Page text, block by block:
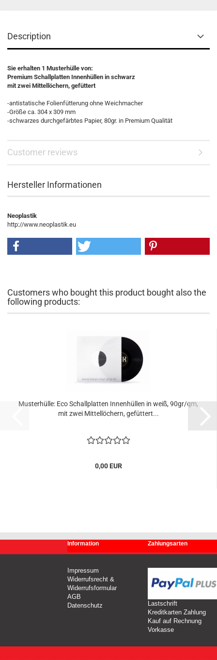
Description
Sie erhalten 1 Musterhülle von:
Premium Schallplatten Innenhüllen in schwarz
mit zwei Mittellöchern, gefüttert
-antistatische Folienfütterung ohne Weichmacher
-Größe ca. 304 x 309 mm
-schwarzes durchgefärbtes Papier, 80gr. in Premium Qualität
Customer reviews
Hersteller Informationen
Neoplastik
http://www.neoplastik.eu
Customers who bought this product bought also the
following products:
Musterhülle: Eco Schallplatten Innenhüllen in weiß, 90gr/qm,
mit zwei Mittellöchern, gefüttert...
0,00 EUR
Information Zahlungsarten
Impressum
Widerrufsrecht &
Widerrufsformular
AGB
Datenschutz
Lastschrift
Kreditkarten Zahlung
Kauf auf Rechnung
Vorkasse